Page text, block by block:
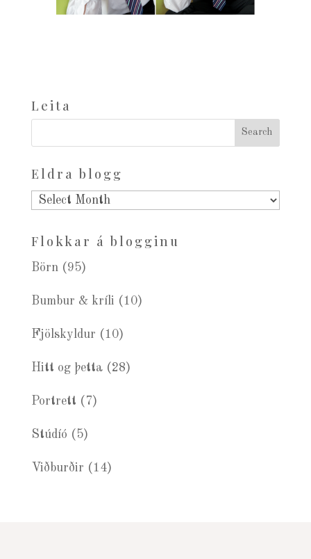
Leita
Eldra blogg
Eldra
Flokkar á blogginu
Börn(95)
Bumbur & kríli (10)
Fjölskyldur (10)
Hitt og þetta(28)
Portrett (7)
Stúdíó (5)
Viðburðir (14)